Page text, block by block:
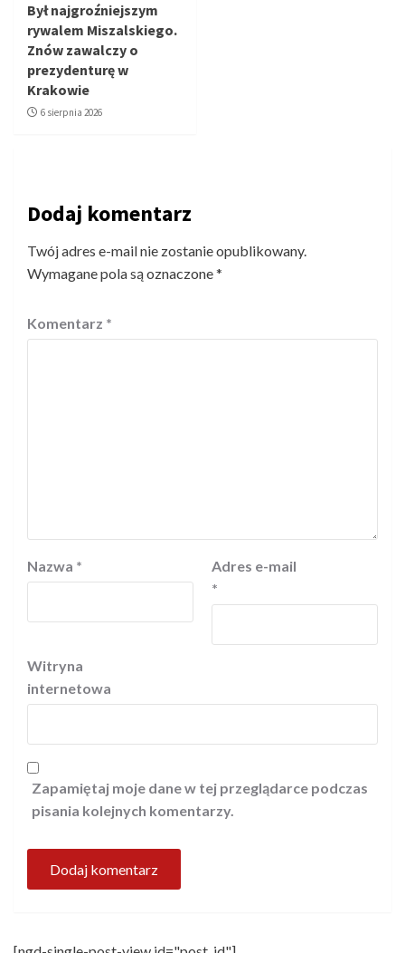
Był najgroźniejszym
rywalem Miszalskiego.
Znów zawalczy o
prezydenturę w
Krakowie
6 sierpnia 2026
Dodaj komentarz
Twój adres e-mail nie zostanie opublikowany.
Wymagane pola są oznaczone*
Komentarz *
Nazwa *
Adres e-mail
*
Witryna
internetowa
Zapamiętaj moje dane w tej przeglądarce podczas
pisania kolejnych komentarzy.